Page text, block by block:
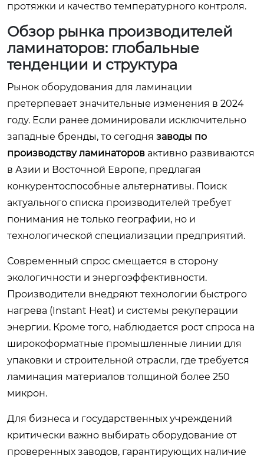
протяжки и качество температурного контроля.
Обзор рынка производителей
ламинаторов: глобальные
тенденции и структура
Рынок оборудования для ламинации
претерпевает значительные изменения в 2024
году. Если ранее доминировали исключительно
западные бренды, то сегодня заводы по
производству ламинаторов активно развиваются
в Азии и Восточной Европе, предлагая
конкурентоспособные альтернативы. Поиск
актуального списка производителей требует
понимания не только географии, но и
технологической специализации предприятий.
Современный спрос смещается в сторону
экологичности и энергоэффективности.
Производители внедряют технологии быстрого
нагрева (Instant Heat) и системы рекуперации
энергии. Кроме того, наблюдается рост спроса на
широкоформатные промышленные линии для
упаковки и строительной отрасли, где требуется
ламинация материалов толщиной более 250
микрон.
Для бизнеса и государственных учреждений
критически важно выбирать оборудование от
проверенных заводов, гарантирующих наличие